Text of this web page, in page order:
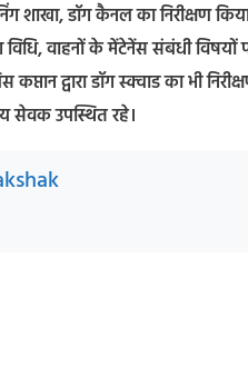
शाखा, डॉग कैनल का निरीक्षण
विधि, वाहनों के मेंटेनेंस संबंधी
कप्तान द्वारा डॉग स्क्वाड का भी
सेवक उपस्थित रहे।